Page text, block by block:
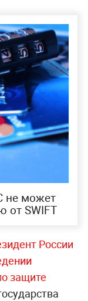
не может
от SWIFT
России
защите